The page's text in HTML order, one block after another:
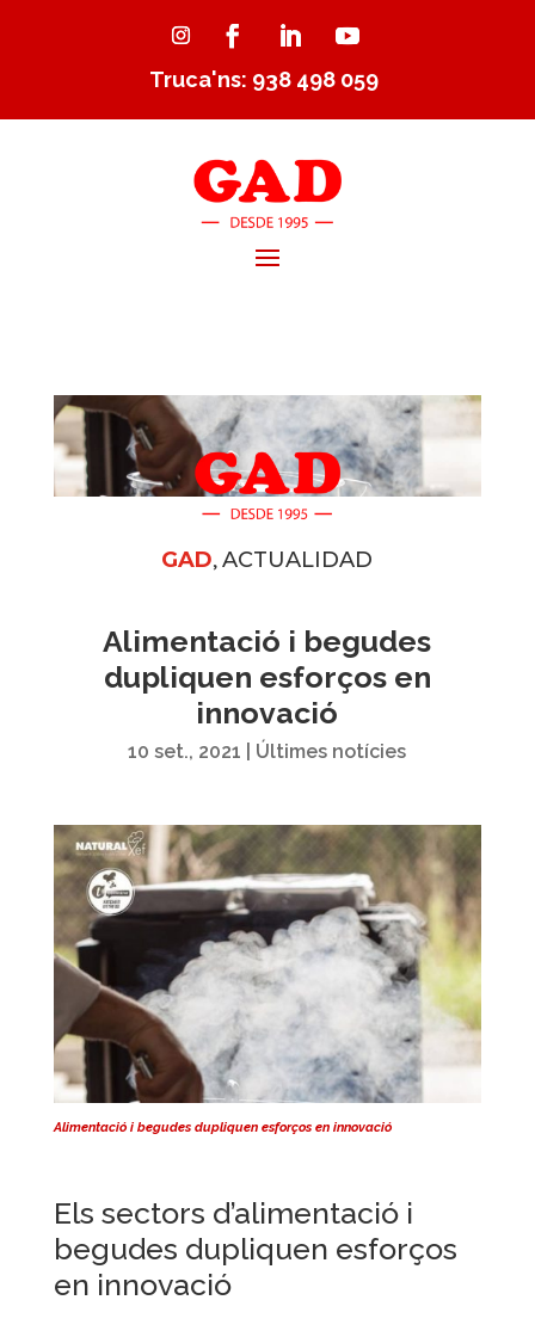
Truca'ns: 938 498 059
GAD,ACTUALIDAD
Alimentació i begudes
dupliquen esforços en
innovació
10 set., 2021 Últimes notícies
Alimentació i begudes dupliquen esforços en innovació
Els sectors d’alimentació i
begudes dupliquen esforços
en innovació